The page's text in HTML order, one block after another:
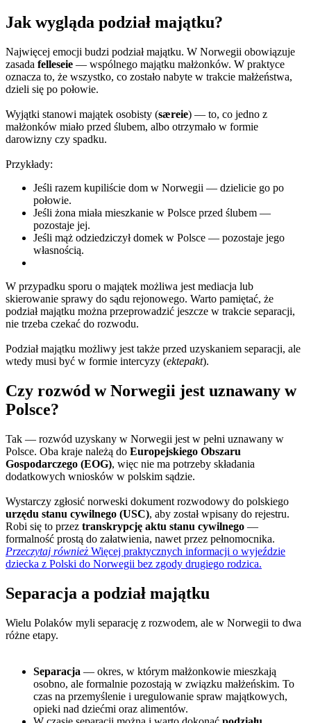
Jak wygląda podział majątku?
Najwięcej emocji budzi podział majątku. W Norwegii obowiązuje
zasada felleseie — wspólnego majątku małżonków. W praktyce
oznacza to, że wszystko, co zostało nabyte w trakcie małżeństwa,
dzieli się po połowie.
Wyjątki stanowi majątek osobisty (særeie) — to, co jedno z
małżonków miało przed ślubem, albo otrzymało w formie
darowizny czy spadku.
Przykłady:
Jeśli razem kupiliście dom w Norwegii — dzielicie go po
połowie.
Jeśli żona miała mieszkanie w Polsce przed ślubem —
pozostaje jej.
Jeśli mąż odziedziczył domek w Polsce — pozostaje jego
własnością.
W przypadku sporu o majątek możliwa jest mediacja lub
skierowanie sprawy do sądu rejonowego. Warto pamiętać, że
podział majątku można przeprowadzić jeszcze w trakcie separacji,
nie trzeba czekać do rozwodu.
Podział majątku możliwy jest także przed uzyskaniem separacji, ale
wtedy musi być w formie intercyzy (ektepakt).
Czy rozwód w Norwegii jest uznawany w
Polsce?
Tak — rozwód uzyskany w Norwegii jest w pełni uznawany w
Polsce. Oba kraje należą do Europejskiego Obszaru
Gospodarczego (EOG), więc nie ma potrzeby składania
dodatkowych wniosków w polskim sądzie.
Wystarczy zgłosić norweski dokument rozwodowy do polskiego
urzędu stanu cywilnego (USC), aby został wpisany do rejestru.
Robi się to przez transkrypcję aktu stanu cywilnego —
formalność prostą do załatwienia, nawet przez pełnomocnika.
Przeczytaj również Więcej praktycznych informacji o wyjeździe
dziecka z Polski do Norwegii bez zgody drugiego rodzica.
Separacja a podział majątku
Wielu Polaków myli separację z rozwodem, ale w Norwegii to dwa
różne etapy.
Separacja — okres, w którym małżonkowie mieszkają
osobno, ale formalnie pozostają w związku małżeńskim. To
czas na przemyślenie i uregulowanie spraw majątkowych,
opieki nad dziećmi oraz alimentów.